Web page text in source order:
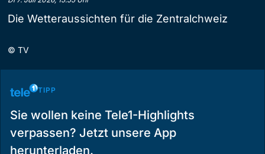
Die Wetteraussichten für die Zentralchweiz
© TV
TIPP
Sie wollen keine Tele1-Highlights
verpassen? Jetzt unsere App
herunterladen.